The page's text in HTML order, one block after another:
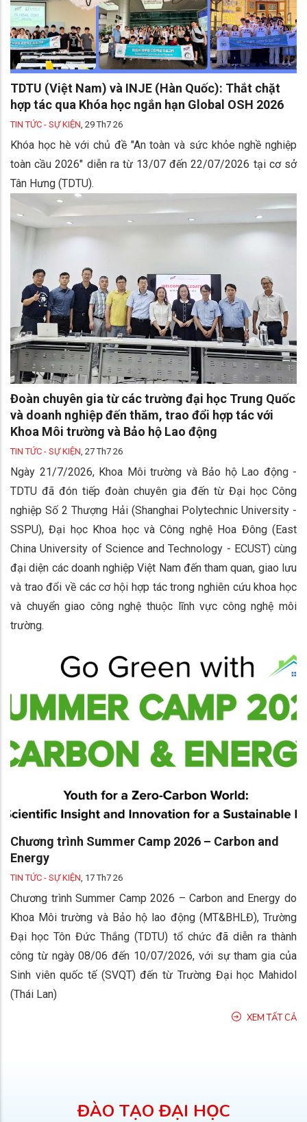
TDTU (Việt Nam) và INJE (Hàn Quốc): Thắt chặt
hợp tác qua Khóa học ngắn hạn Global OSH 2026
TIN TỨC - SỰ KIỆN 29 Th7 26
Khóa học hè với chủ đề "An toàn và sức khỏe nghề nghiệp
toàn cầu 2026" diễn ra từ 13/07 đến 22/07/2026 tại cơ sở
Tân Hưng (TDTU).
Đoàn chuyên gia từ các trường đại học Trung Quốc
và doanh nghiệp đến thăm, trao đổi hợp tác với
Khoa Môi trường và Bảo hộ Lao động
TIN TỨC - SỰ KIỆN, 27 Th7 26
Ngày 21/7/2026, Khoa Môi trường và Bảo hộ Lao động -
TDTU đã đón tiếp đoàn chuyên gia đến từ Đại học Công
nghiệp Số 2 Thượng Hải (Shanghai Polytechnic University -
SSPU), Đại học Khoa học và Công nghệ Hoa Đông (East
China University of Science and Technology - ECUST) cùng
đại diện các doanh nghiệp Việt Nam đến tham quan, giao lưu
và trao đổi về các cơ hội hợp tác trong nghiên cứu khoa học
và chuyển giao công nghệ thuộc lĩnh vực công nghệ môi
trường.
Chương trình Summer Camp 2026 – Carbon and
Energy
TIN TỨC - SỰ KIỆN 17 Th7 26
Chương trình Summer Camp 2026 – Carbon and Energy do
Khoa Môi trường và Bảo hộ lao động (MT&BHLĐ), Trường
Đại học Tôn Đức Thắng (TDTU) tổ chức đã diễn ra thành
công từ ngày 08/06 đến 10/07/2026, với sự tham gia của
Sinh viên quốc tế (SVQT) đến từ Trường Đại học Mahidol
(Thái Lan)
XEM TẤT CẢ
ĐÀO TẠO ĐẠI HỌC